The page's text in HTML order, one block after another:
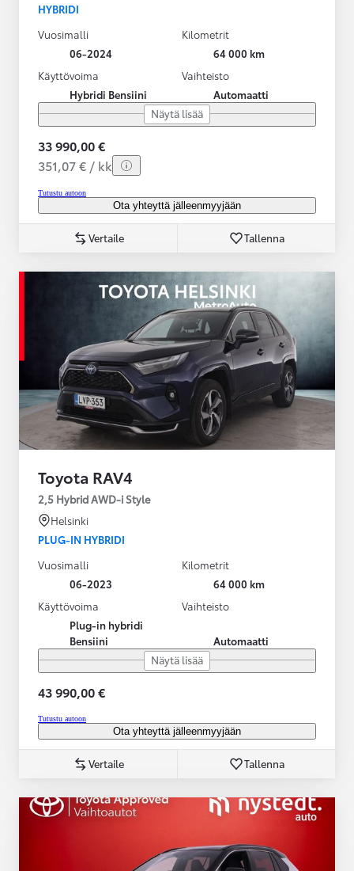
HYBRIDI
Vuosimalli
06-2024
Kilometrit
64 000 km
Käyttövoima
Hybridi Bensiini
Vaihteisto
Automaatti
Näytä lisää
33 990,00 €
351,07 € / kk
Tutustu autoon
Ota yhteyttä jälleenmyyjään
Vertaile Tallenna
Toyota RAV4
2,5 Hybrid AWD-i Style
Helsinki
PLUG-IN HYBRIDI
Vuosimalli
06-2023
Kilometrit
64 000 km
Käyttövoima
Plug-in hybridi
Bensiini
Vaihteisto
Automaatti
Näytä lisää
43 990,00 €
Tutustu autoon
Ota yhteyttä jälleenmyyjään
Vertaile Tallenna